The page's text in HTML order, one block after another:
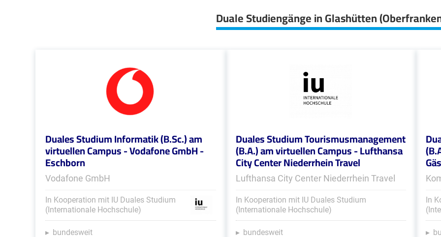
Duale Studiengänge in Glashütten
Duales Studium Informatik (B.Sc.) am
virtuellen Campus - Vodafone GmbH -
Eschborn
Vodafone GmbH
In Kooperation mit IU Duales Studium
(Internationale Hochschule)
bundesweit
Duales Studium Tourismusmanagement
(B.A.) am virtuellen Campus - Lufthansa
City Center Niederrhein Travel
Lufthansa City Center Niederrhein Travel
In Kooperation mit IU Duales Studium
(Internationale Hochschule)
bundesweit
In